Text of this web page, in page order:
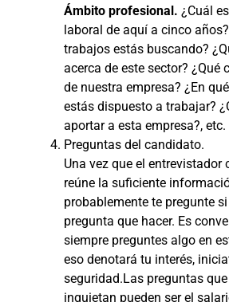
Ámbito profesional. ¿Cuál
laboral de aquí a cinco
trabajos estás buscando?
acerca de este sector? ¿Qué
de nuestra empresa? ¿En
estás dispuesto a trabajar?
aportar a esta empresa?, etc.
Preguntas del candidato.
Una vez que el entrevistador
reúne la suficiente
probablemente te pregunte
pregunta que hacer. Es
siempre preguntes algo en
eso denotará tu interés,
seguridad.Las preguntas
inquietan pueden ser el